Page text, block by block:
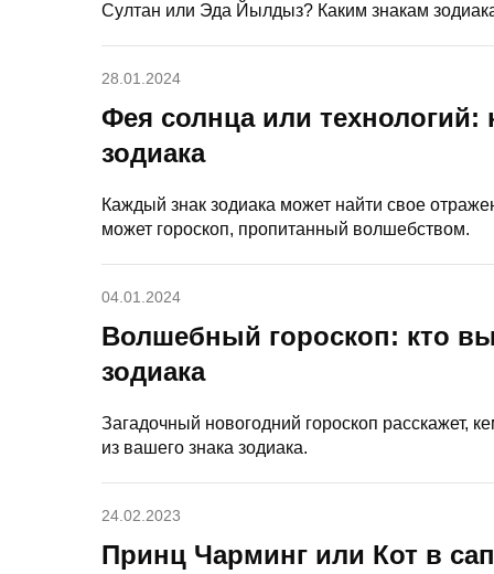
Султан или Эда Йылдыз? Каким знакам
28.01.2024
Фея солнца или технологий:
зодиака
Каждый знак зодиака может найти свое
может гороскоп, пропитанный волшебством.
04.01.2024
Волшебный гороскоп: кто
зодиака
Загадочный новогодний гороскоп расскажет,
из вашего знака зодиака.
24.02.2023
Принц Чарминг или Кот в